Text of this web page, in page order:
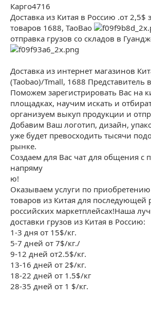
ё
з
д
Карго4716
Доставка из Китая в Россию .от 2,5$
товаров 1688, TaoBao
отправка грузов со складов в
Доставка из интернет магазинов
(Taobao)/Tmall, 1688 Представитель
Поможем зарегистрировать Вас на
площадках, научим искать и
организуем выкуп продукции и
Добавим Ваш логотип, дизайн,
уже будет превосходить тысячи
рынке.
Создаем для Вас чат для общения с
напряму
ю!
Оказываем услуги по приобретению
товаров из Китая для последующей
российских маркетплейсах!Наша
доставки грузов из Китая в Россию:
1-3 дня от 15$/кг.
5-7 дней от 7$/кг./
9-12 дней от2.5$/кг.
13-16 дней от 2$/кг.
18-22 дней от 1.5$/кг
28-35 дней от 1 $/кг.